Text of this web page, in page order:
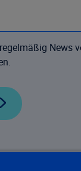
News